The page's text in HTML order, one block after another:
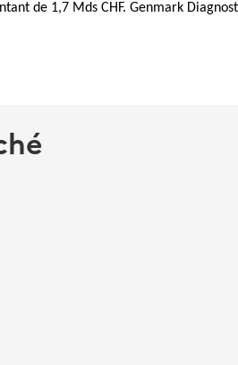
de 1,7 Mds CHF. Genmark